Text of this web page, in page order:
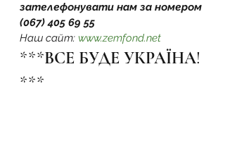
зателефонувати нам за номером
(067) 405 69 55
Наш сайт: www.zemfond.net
***ВСЕ БУДЕ УКРАЇНА!
***